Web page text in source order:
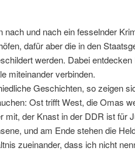
nach und nach ein fesselnder
dafür aber die in den
werden. Dabei
miteinander verbinden.
Geschichten, so zeigen
Ost trifft West, die Omas
mit, der Knast in der DDR ist für
und am Ende stehen die
zueinander, dass ich nicht